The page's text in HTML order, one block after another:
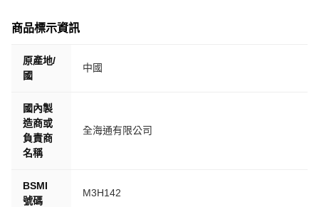
商品標示資訊
原產地/
國
中國
國內製
造商或
負責商
名稱
全海通有限公司
BSMI
號碼
M3H142​